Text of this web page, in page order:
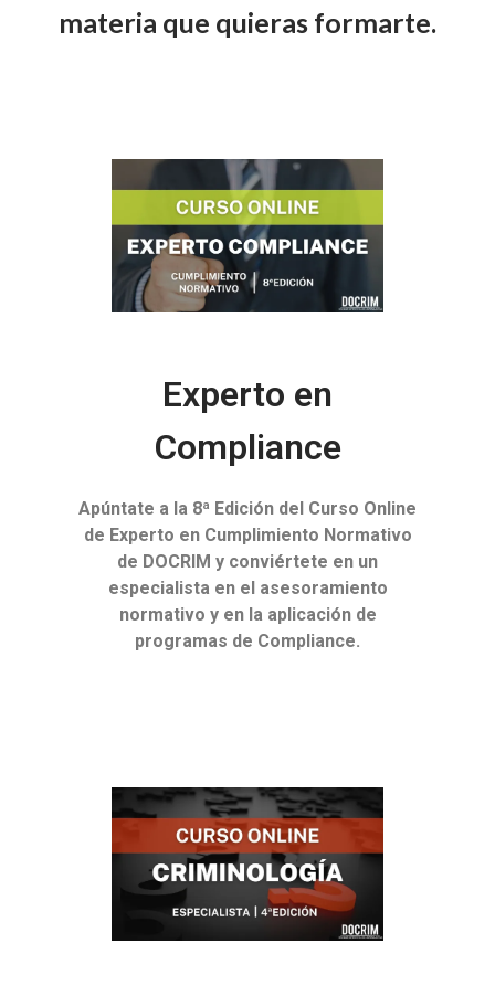
materia que quieras formarte.
Experto en
Compliance
Apúntate a la 8ª Edición del Curso Online
de Experto en Cumplimiento Normativo
de DOCRIM y conviértete en un
especialista en el asesoramiento
normativo y en la aplicación de
programas de Compliance.